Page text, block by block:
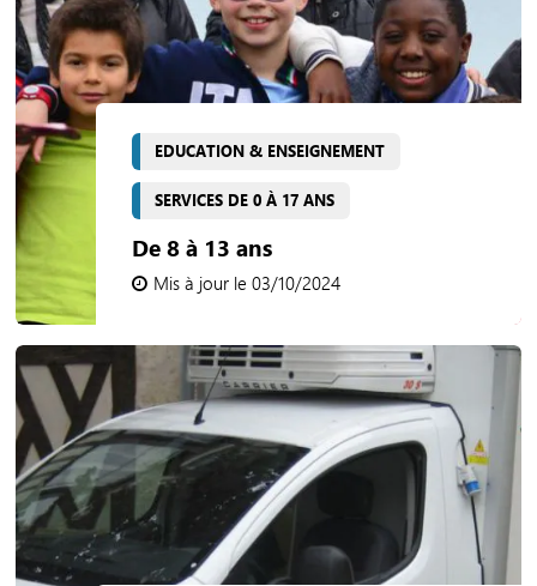
EDUCATION & ENSEIGNEMENT
SERVICES DE 0 À 17 ANS
De 8 à 13 ans
Mis à jour le 03/10/2024